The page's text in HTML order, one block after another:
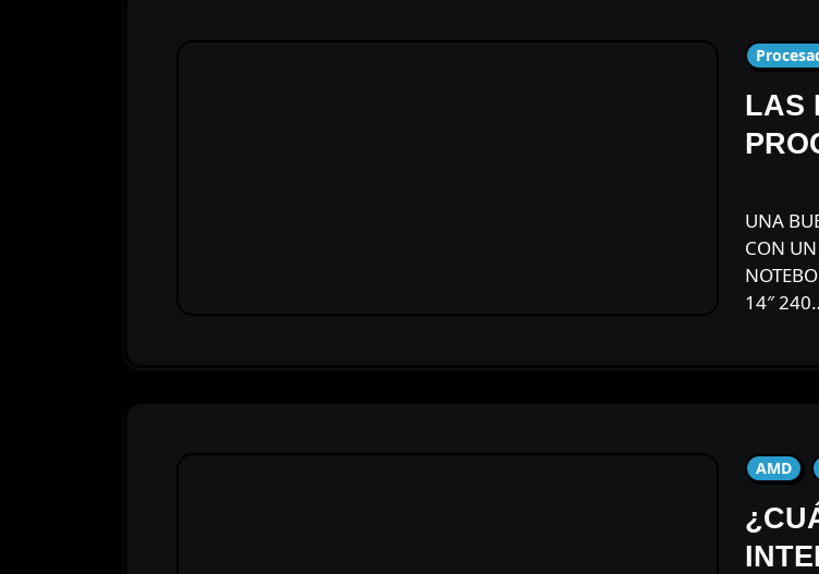
LAS
UNA BUENA COMPUTADORA PORTÁTIL DEBE IR DE LA MANO
CON UN
14″
AMD